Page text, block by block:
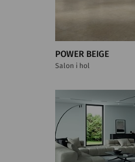
POWER BEIGE
Salon i hol